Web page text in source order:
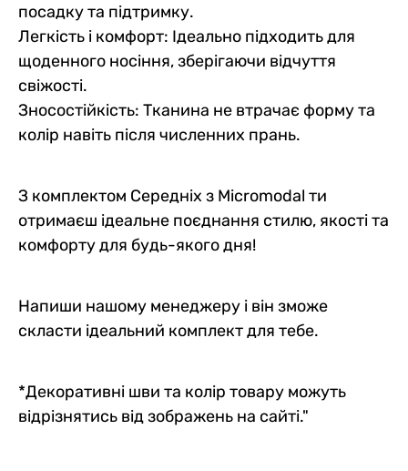
посадку та підтримку.
Легкість і комфорт: Ідеально підходить для
щоденного носіння, зберігаючи відчуття
свіжості.
Зносостійкість: Тканина не втрачає форму та
колір навіть після численних прань.
З комплектом Середніх з Micromodal ти
отримаєш ідеальне поєднання стилю, якості та
комфорту для будь-якого дня!
Напиши нашому менеджеру і він зможе
скласти ідеальний комплект для тебе.
*Декоративні шви та колір товару можуть
відрізнятись від зображень на сайті."